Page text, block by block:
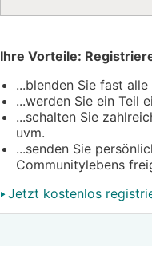
Ihre Vorteile:
...blenden Sie fast
...werden Sie ein Teil
...schalten Sie
uvm.
...senden Sie
Communitylebens
Jetzt kostenlos